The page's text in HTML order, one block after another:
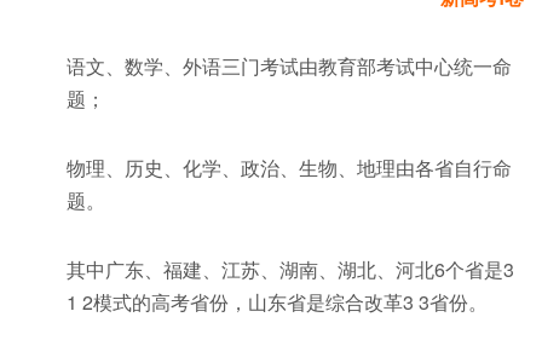
语文、数学、外语三门考试由教育部考试中心统一命
题；
物理、历史、化学、政治、生物、地理由各省自行命
题。
其中广东、福建、江苏、湖南、湖北、河北6个省是3
1 2模式的高考省份，山东省是综合改革3 3省份。